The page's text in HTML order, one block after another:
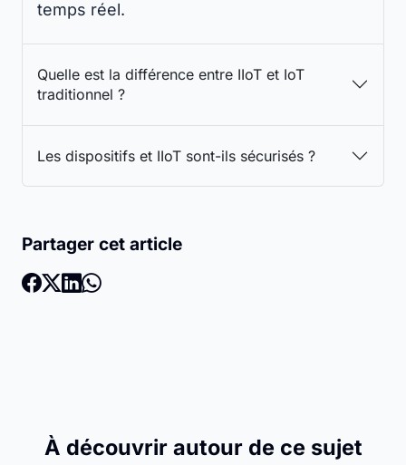
temps réel.
Quelle est la différence entre IIoT et IoT
traditionnel ?
Les dispositifs et IIoT sont-ils sécurisés ?
Partager cet article
À découvrir autour de ce sujet